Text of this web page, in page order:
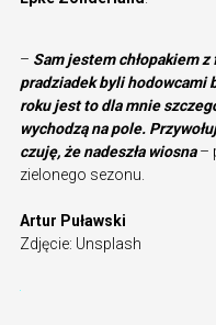
– Sam jestem chłopakiem
pradziadek byli hodowcami
roku jest to dla mnie
wychodzą na pole.
czuję, że nadeszła wiosna–
zielonego sezonu.
Artur Puławski
Zdjęcie: Unsplash